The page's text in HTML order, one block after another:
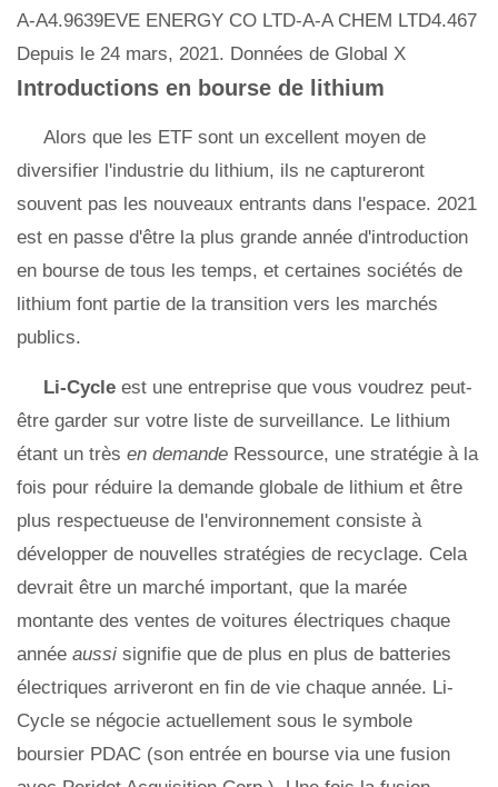
A-A4.9639EVE ENERGY CO LTD-A-A CHEM LTD4.467
Depuis le 24 mars, 2021. Données de Global X
Introductions en bourse de lithium
Alors que les ETF sont un excellent moyen de
diversifier l'industrie du lithium, ils ne captureront
souvent pas les nouveaux entrants dans l'espace. 2021
est en passe d'être la plus grande année d'introduction
en bourse de tous les temps, et certaines sociétés de
lithium font partie de la transition vers les marchés
publics.
Li-Cycle est une entreprise que vous voudrez peut-
être garder sur votre liste de surveillance. Le lithium
étant un très en demande Ressource, une stratégie à la
fois pour réduire la demande globale de lithium et être
plus respectueuse de l'environnement consiste à
développer de nouvelles stratégies de recyclage. Cela
devrait être un marché important, que la marée
montante des ventes de voitures électriques chaque
année aussi signifie que de plus en plus de batteries
électriques arriveront en fin de vie chaque année. Li-
Cycle se négocie actuellement sous le symbole
boursier PDAC (son entrée en bourse via une fusion